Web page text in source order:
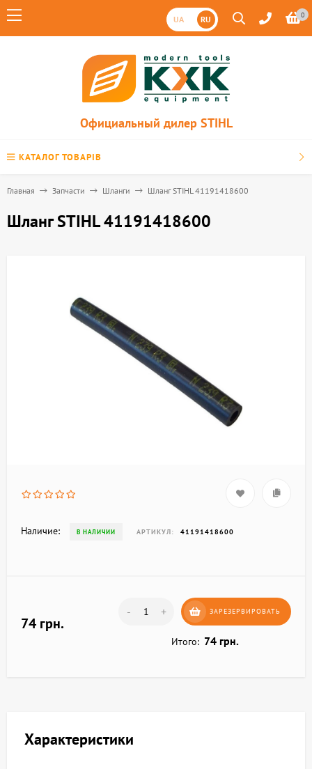
UA RU 0
Официальный дилер STIHL
КАТАЛОГ ТОВАРІВ
Главная Запчасти Шланги Шланг STIHL 41191418600
Шланг STIHL 41191418600
Наличие: В НАЛИЧИИ АРТИКУЛ: 41191418600
74 грн.
- + ЗАРЕЗЕРВИРОВАТЬ
Итого: 74 грн.
Характеристики